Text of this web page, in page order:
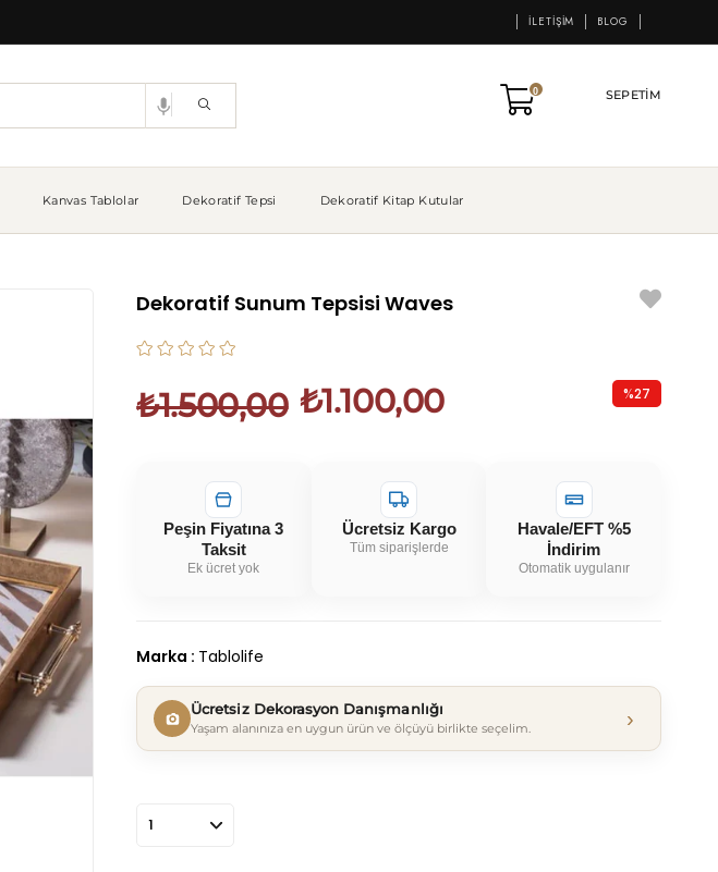
İLETIŞIM BLOG
SEPETIM
0
Kanvas Tablolar Dekoratif Tepsi Dekoratif Kitap Kutular
Dekoratif Sunum Tepsisi Waves
₺1.500,00 ₺1.100,00 %27
Peşin Fiyatına 3
Taksit
Ek ücret yok
Ücretsiz Kargo
Tüm siparişlerde
Havale/EFT %5
İndirim
Otomatik uygulanır
Marka : Tablolife
Ücretsiz Dekorasyon Danışmanlığı
Yaşam alanınıza en uygun ürün ve ölçüyü birlikte seçelim. ›